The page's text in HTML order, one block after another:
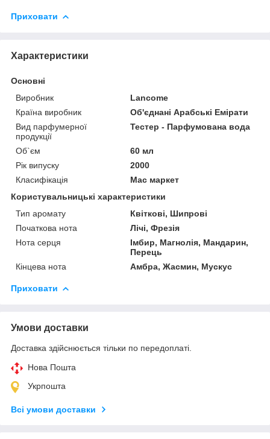
Приховати
Характеристики
Основні
Виробник
Lancome
Країна виробник
Об'єднані Арабські Емірати
Вид парфумерної
продукції
Тестер - Парфумована вода
Об`єм
60 мл
Рік випуску
2000
Класифікація
Мас маркет
Користувальницькі характеристики
Тип аромату
Квіткові, Шипрові
Початкова нота
Лічі, Фрезія
Нота серця
Імбир, Магнолія, Мандарин,
Перець
Кінцева нота
Амбра, Жасмин, Мускус
Приховати
Умови доставки
Доставка здійснюється тільки по передоплаті.
Нова Пошта
Укрпошта
Всі умови доставки